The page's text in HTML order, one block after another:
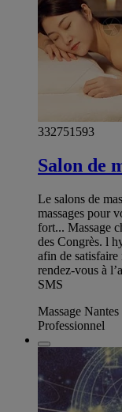
332751593
Salon de
Le salons de
massages pour
fort... Massage
des Congrès. l
afin de satisfaire
rendez-vous à
SMS
Massage
Professionnel